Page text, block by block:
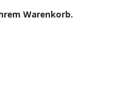
Warenkorb.